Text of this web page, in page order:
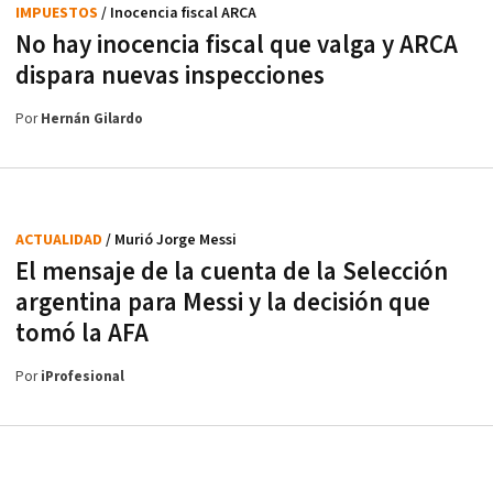
No hay inocencia fiscal que valga y ARCA
dispara nuevas inspecciones
IMPUESTOS / Inocencia fiscal ARCA
PorHernán Gilardo
El mensaje de la cuenta de la Selección
argentina para Messi y la decisión que
tomó la AFA
ACTUALIDAD / Murió Jorge Messi
PoriProfesional